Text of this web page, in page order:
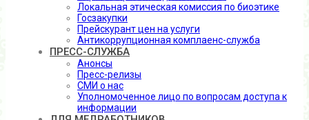
Локальная этическая комиссия по биоэтике
Госзакупки
Прейскурант цен на услуги
Антикоррупционная комплаенс-служба
ПРЕСС-СЛУЖБА
Анонсы
Пресс-релизы
СМИ о нас
Уполномоченное лицо по вопросам доступа к
информации